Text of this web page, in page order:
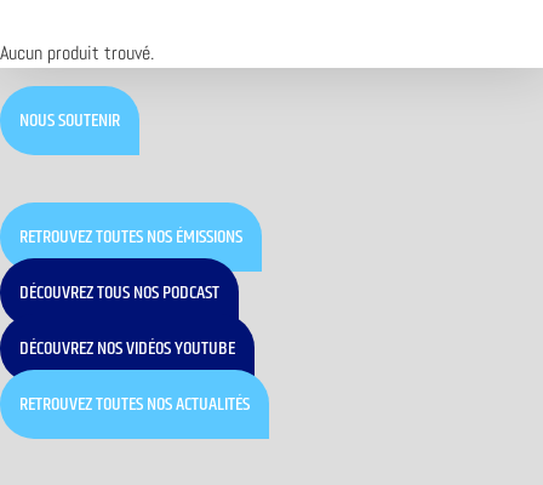
Aucun produit trouvé.
NOUS SOUTENIR
RETROUVEZ TOUTES NOS ÉMISSIONS
DÉCOUVREZ TOUS NOS PODCAST
DÉCOUVREZ NOS VIDÉOS YOUTUBE
RETROUVEZ TOUTES NOS ACTUALITÉS